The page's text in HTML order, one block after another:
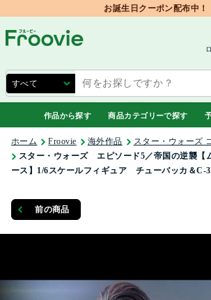
お誕生日クーポン配布中！
作品から探す 商品カテゴリーで探す
ホーム Froovie 海外作品
スター・ウォーズ
スター・ウォーズ エピソード5／帝国の逆襲【
ース】1/6スケールフィギュア チューバッカ＆C-
前の商品